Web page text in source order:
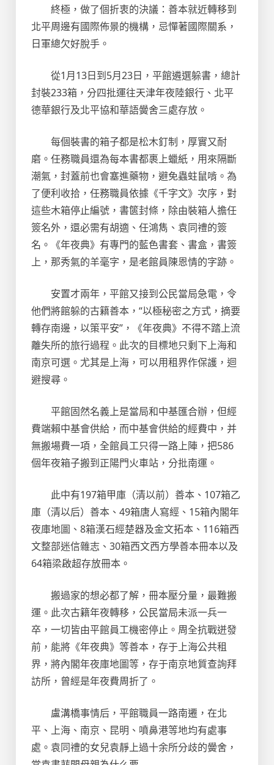
終極，做了個折衷的決議：善本就近轉移到
北平周邊有國際佈景的機構，忌憚著國際關系，
日軍總欠好脫手。
從1月13日到5月23日，平館遴選躲書，總計
封裝233箱，分四批運往天津年夜陸銀行、北平
德華銀行及北平協和華語黌舍三處存放。
每個裝書的箱子都是松木釘制，厚實又耐
磨。任務職員還為每本書都裹上蠟紙，用來隔斷
潮氣，封蓋前也會塞進藥物，避免蟲蛀鼠啃。為
了便利收拾，任務職員依據《千字文》次序，對
這些木箱停止編號，書篋封條，除由裝箱人擔任
簽名外，還必需有胡適、任鴻雋、袁同禮的簽
名。《年夜典》有專門的藍色書套、書盒，書簽
上，那秀氣的羊毫字，是老館員陳恩情的字跡。
安置才兩年，平館又接到公民當局急電，令
他們將館躲的古籍善本，“以極秘密之方式，摘要
轉存南邊，以策平安”，《年夜典》不得不踏上流
離失所的旅行過程。此次的目標地只剩下上海和
南京可選。尤其是上海，可以用租界作保護，迴
避搜尋。
平館固然名義上是當局和中基匯合辦，但經
費端賴中基會供給，而中基會供給的經費中，并
無搬場費一項，全館員工只得一路上陣，把586
個年夜箱子搬到正陽門火車站，分批南運。
此中有197箱甲庫（清以前）善本、107箱乙
庫（清以后）善本、49箱唐人寫經、15箱內閣年
夜庫地圖、8箱漢石經楚器及金文拓本、116箱西
文整部迷信雜志、30箱西文西方學善本冊本以及
64箱梁啟超存放冊本。
搬過家的想必都了解，冊本壓分量，最難搬
運。此次古籍年夜轉移，公民當局未派一兵一
卒，一切皆由平館員工機密停止。周全抗戰迸發
前，能將《年夜典》等善本，存于上海公共租
界，將內閣年夜庫地圖等，存于南京地質查詢拜
訪所，曾經是年夜費周折了。
盧溝橋事情后，平館職員一路南遷，在北
平、上海、南京、昆明、噴鼻港等地均有處事
處。袁同禮的女兒袁靜上過十余所分歧的黌舍，